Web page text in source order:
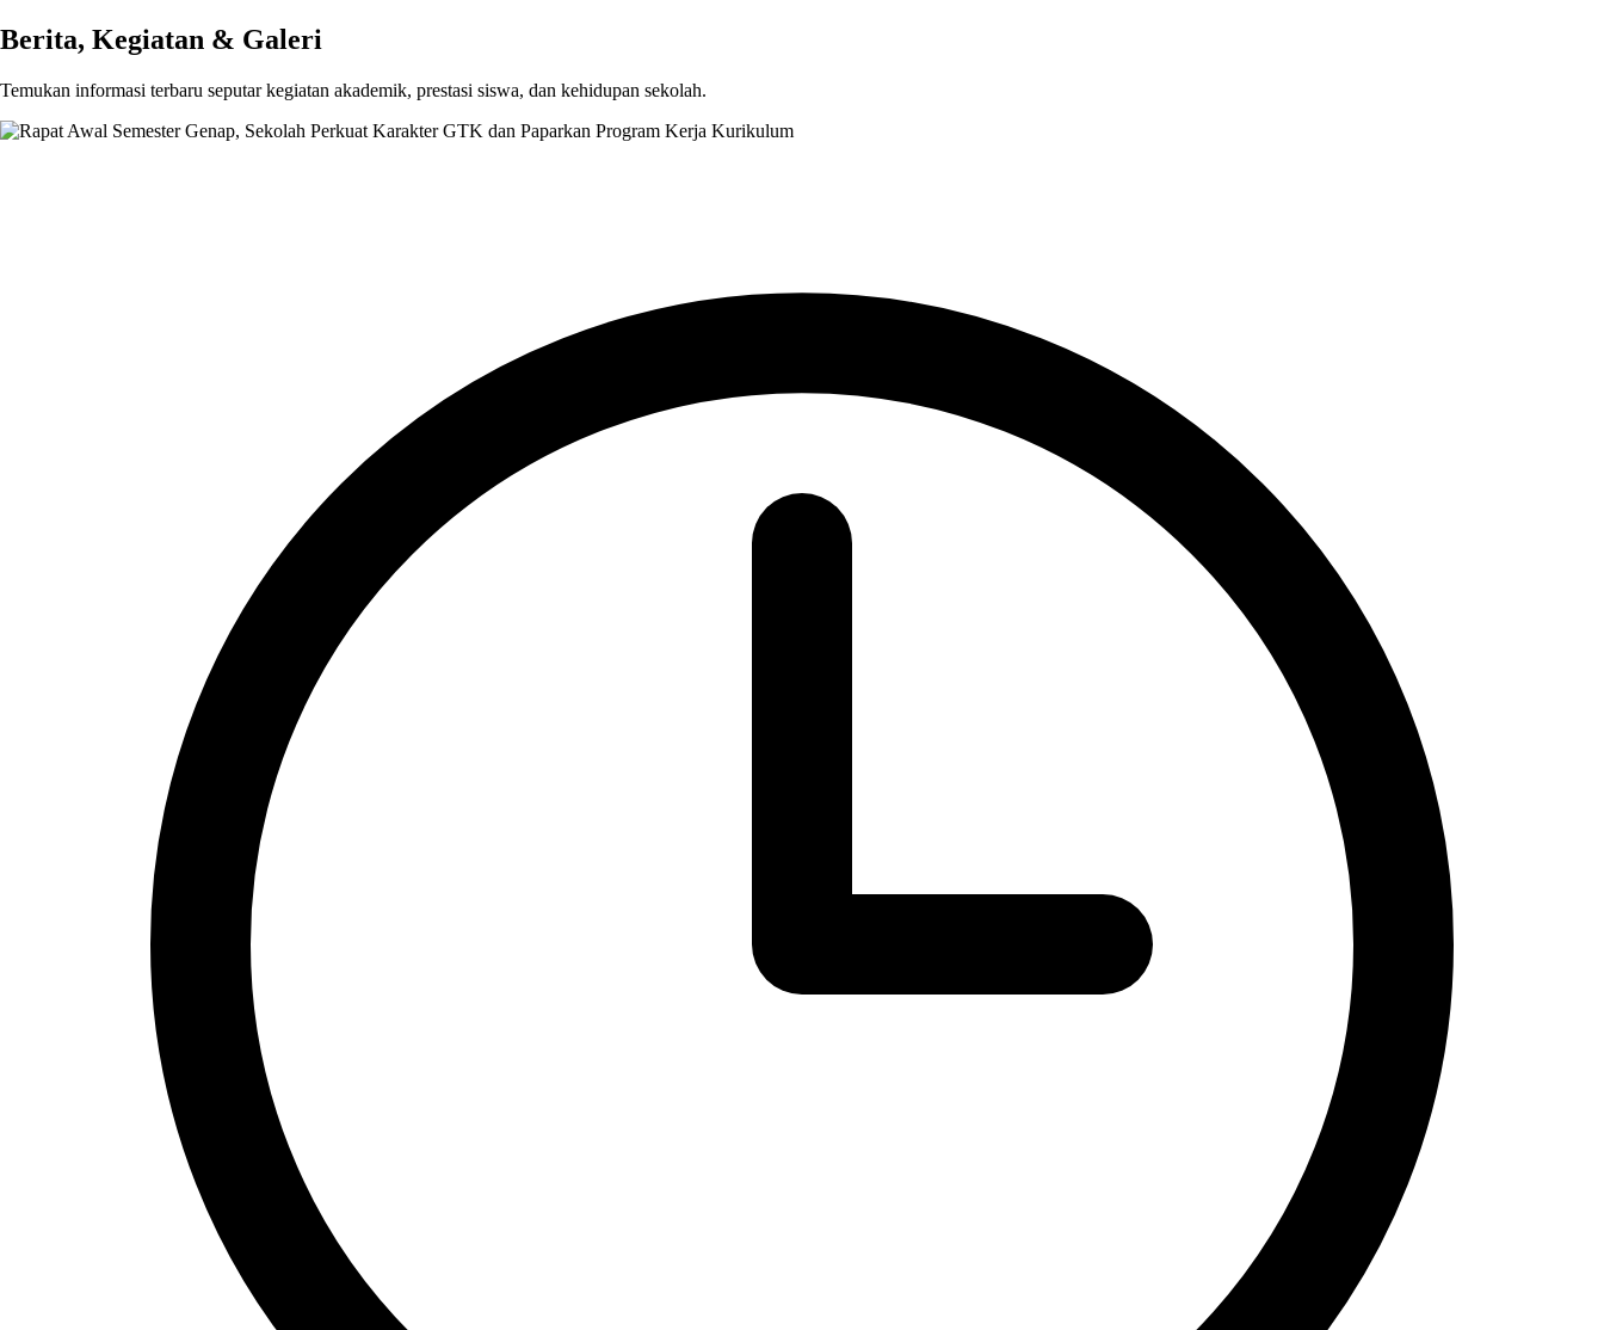
Berita, Kegiatan & Galeri
Temukan informasi terbaru seputar kegiatan akademik, prestasi siswa, dan kehidupan sekolah.
Kurikulum